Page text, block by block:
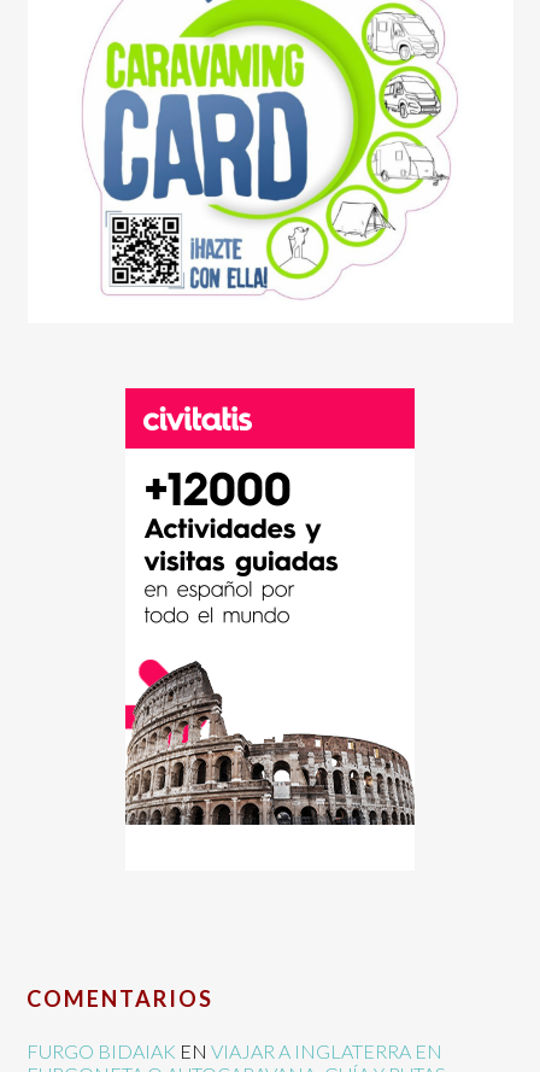
COMENTARIOS
FURGO BIDAIAK ENVIAJAR A INGLATERRA EN